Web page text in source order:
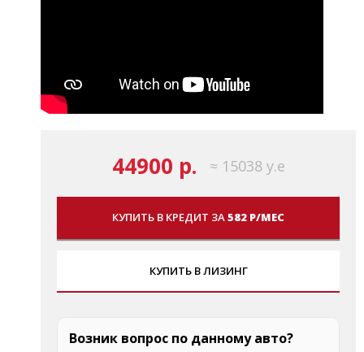
44900 р. ≈ 15038 у.е
КУПИТЬ В КРЕДИТ ЗА582 Р/МЕС
КУПИТЬ В ЛИЗИНГ
Возник вопрос по данному авто?